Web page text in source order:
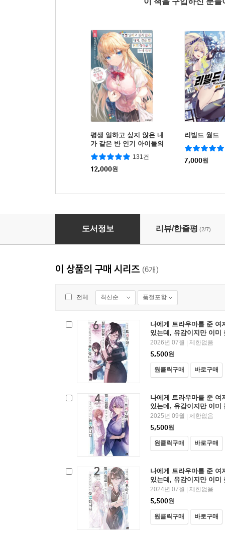
평생 일하고 싶지 않은 내
가 같은 반 인기 아이돌의
눈에 들면
131건
12,000원
리빌드 월드
7,000원
나에게 트라우마를 준 여자들이 힐끔힐끔 보고
도서정보 리뷰/한줄평 (2/7)
이 상품의 구매 시리즈 (6개)
전체 최신순 품절포함
나에게 트라우마를 준 여
있는데, 유감이지만 이미
2026년 07월 | 제한없음
5,500원
원클릭구매 바로구매
나에게 트라우마를 준 여
있는데, 유감이지만 이미
2025년 09월 | 제한없음
5,500원
원클릭구매 바로구매
나에게 트라우마를 준 여
있는데, 유감이지만 이미
2024년 07월 | 제한없음
5,500원
원클릭구매 바로구매